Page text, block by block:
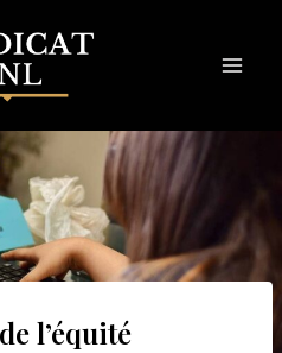
l’équité